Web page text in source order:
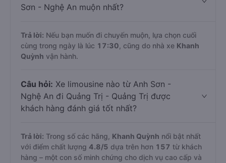
Sơn - Nghệ An muộn nhất?
Trả lời: Nếu bạn muốn đi chuyến muộn, lựa chọn cuối
cùng trong ngày là lúc 17:30 , cũng do nhà xe Khanh
Quỳnh vận hành.
Câu hỏi: Xe limousine nào từ Anh Sơn -
Nghệ An đi Quảng Trị - Quảng Trị được
khách hàng đánh giá tốt nhất?
Trả lời: Trong số các hãng, Khanh Quỳnh nổi bật nhất
với điểm chất lượng 4.8/5 dựa trên hơn 157 từ khách
hàng – một con số minh chứng cho dịch vụ cao cấp và